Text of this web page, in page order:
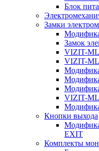
Блок
Замки
Замок
VIZIT-
VIZIT-
VIZIT-
Кнопки выхода
EXIT
Комплекты